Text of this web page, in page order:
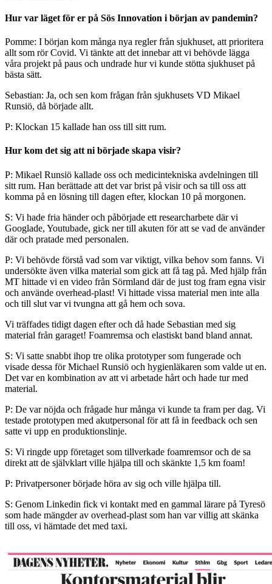
Hur var läget för er på Sös Innovation i början av pandemin?
Pomme: I början kom många nya regler från sjukhuset, att prioritera
allt som rör Covid. Vi tänkte att det innebar att vi behövde lägga
våra projekt på paus och undrade hur vi kunde stötta sjukhuset på
bästa sätt.
Sebastian: Ja, och sen kom frågan från sjukhusets VD Mikael
Runsiö, då började allt.
P: Klockan 15 kallade han oss till sitt rum.
Hur kom det sig att ni började skapa visir?
P: Mikael Runsiö kallade oss och medicintekniska avdelningen till
sitt rum. Han berättade att det var brist på visir och sa till oss att
komma på en lösning till dagen efter, klockan 10 på morgonen.
S: Vi hade fria händer och påbörjade ett researcharbete där vi
Googlade, Youtubade, gick ner till akuten för att se vad de använder
där och pratade med personalen.
P: Vi behövde förstå vad som var viktigt, vilka behov som fanns. Vi
undersökte även vilka material som gick att få tag på. Med hjälp från
MT hittade vi en video från Sörmland där de just tog fram egna visir
och använde overhead-plast! Vi hittade vissa material men inte alla
och till slut var vi tvungna att gå hem och sova.
Vi träffades tidigt dagen efter och då hade Sebastian med sig
material från garaget! Foamremsa och elastiskt band bland annat.
S: Vi satte snabbt ihop tre olika prototyper som fungerade och
visade dessa för Michael Runsiö och hygienläkaren som valde ut en.
Det var en kombination av att vi arbetade hårt och hade tur med
material.
P: De var nöjda och frågade hur många vi kunde ta fram per dag. Vi
testade prototypen med akutpersonal för att få in feedback och sen
satte vi upp en produktionslinje.
S: Vi ringde upp företaget som tillverkade foamremsor och de sa
direkt att de självklart ville hjälpa till och skänkte 1,5 km foam!
P: Privatpersoner började höra av sig och ville hjälpa till.
S: Genom Linkedin fick vi kontakt med en gammal lärare på Tyresö
som hade mängder av overhead-plast som han var villig att skänka
till oss, vi hämtade det med taxi.